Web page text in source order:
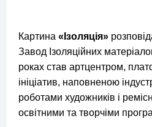
Картина «Ізоляція»
Завод Ізоляційних
роках став артцентром,
ініціатив, наповненою
роботами художників і
освітними та творчіми